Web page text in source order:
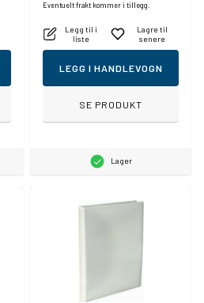
Eventuelt frakt kommer i tillegg.
Legg til i
liste
Lagre til
senere
LEGG I HANDLEVOGN
SE PRODUKT
Lager